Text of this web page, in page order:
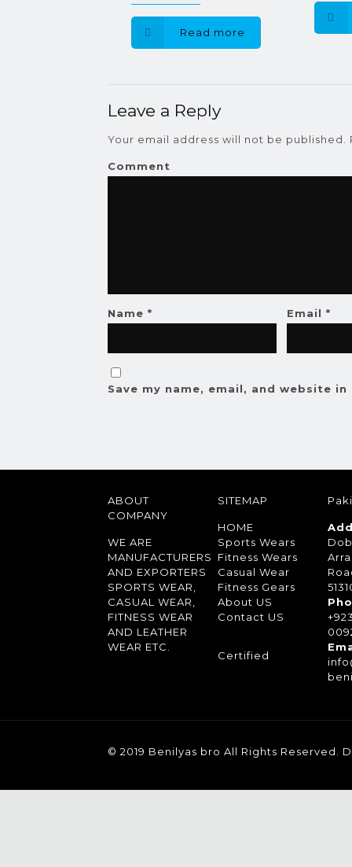
Read more
Leave a Reply
Your email address will not be published.
Comment
Name * Email*
Save my name, email, and website
ABOUT
COMPANY
WE ARE
MANUFACTURERS
AND EXPORTERS
SPORTS WEAR,
CASUAL WEAR,
FITNESS WEAR
AND LEATHER
WEAR ETC.
SITEMAP
HOME
Sports Wears
Fitness Wears
Casual Wear
Fitness Gears
About US
Contact US
Certified
© 2019 Benilyas bro All Rights Reserved.